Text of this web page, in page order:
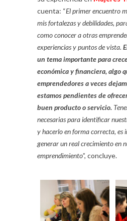
cuenta: “El primer encuentro
mis fortalezas y debilidades,
como conocer a otras
experiencias y puntos de vista.
un tema importante para
económica y financiera, algo
emprendedores a veces
estamos pendientes de
buen producto o servicio.
necesarias para identificar
y hacerlo en forma correcta, es
generar un real crecimiento en
emprendimiento”, concluye.